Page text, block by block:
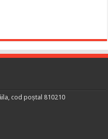
cod poștal 810210